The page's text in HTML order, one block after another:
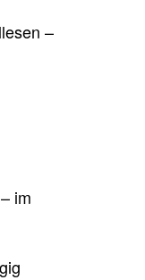
–
im